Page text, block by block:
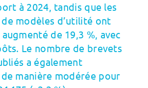
à 2024, tandis que les
de modèles d’utilité ont
de 19,3 %, avec
Le nombre de brevets
a également
manière modérée pour